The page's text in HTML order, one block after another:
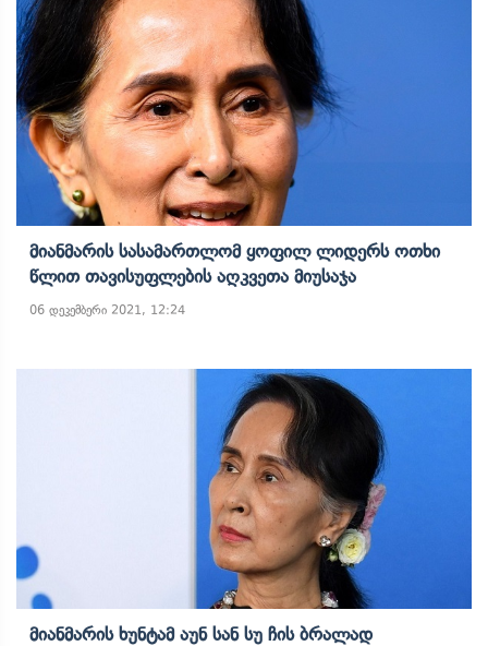
Მიანმარის Სასამართლომ Ყოფილ Ლიდერს Ოთხი
Წლით Თავისუფლების Აღკვეთა Მიუსაჯა
06 დეკემბერი 2021, 12:24
Მიანმარის Ხუნტამ Აუნ Სან Სუ Ჩის Ბრალად